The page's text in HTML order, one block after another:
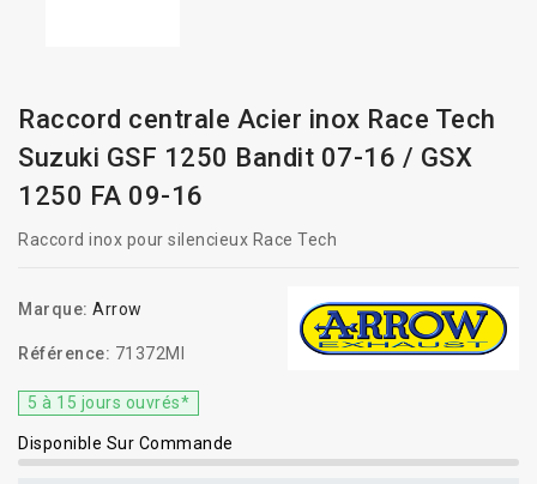
Raccord centrale Acier inox Race Tech
Suzuki GSF 1250 Bandit 07-16 / GSX
1250 FA 09-16
Raccord inox pour silencieux Race Tech
Marque: Arrow
Référence: 71372MI
5 à 15 jours ouvrés*
Disponible Sur Commande